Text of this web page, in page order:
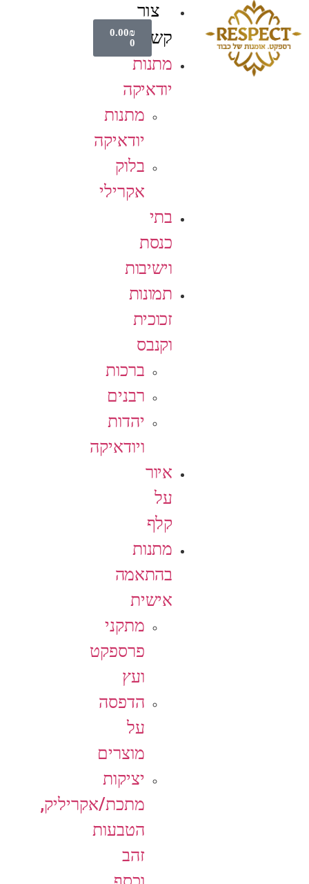
צור
קשר
מתנות
יודאיקה
מתנות
יודאיקה
בלוק
אקרילי
בתי
כנסת
וישיבות
תמונות
זכוכית
וקנבס
ברכות
רבנים
יהדות
ויודאיקה
איור
על
קלף
מתנות
בהתאמה
אישית
מתקני
פרספקט
ועץ
הדפסה
על
מוצרים
יציקות
מתכת/אקריליק,
הטבעות
זהב
0.00₪
0